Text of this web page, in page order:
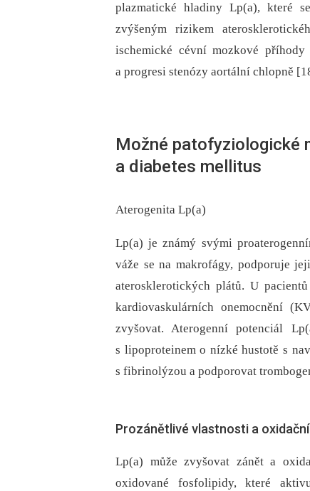
plazmatické hladiny Lp(a), které
zvýšeným rizikem
ischemické cévní mozkové
a progresi stenózy aortální chlopně
Možné patofyziologické
a diabetes mellitus
Aterogenita Lp(a)
Lp(a) je známý svými
váže se na makrofágy, podporuje
aterosklerotických plátů. U
kardiovaskulárních onemocnění
zvyšovat. Aterogenní potenciál
s lipoproteinem o nízké hustotě s
s fibrinolýzou a podporovat
Prozánětlivé vlastnosti a
Lp(a) může zvyšovat zánět a
oxidované fosfolipidy, které